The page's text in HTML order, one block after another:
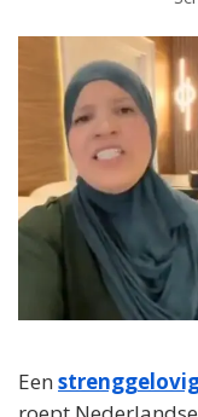
Een